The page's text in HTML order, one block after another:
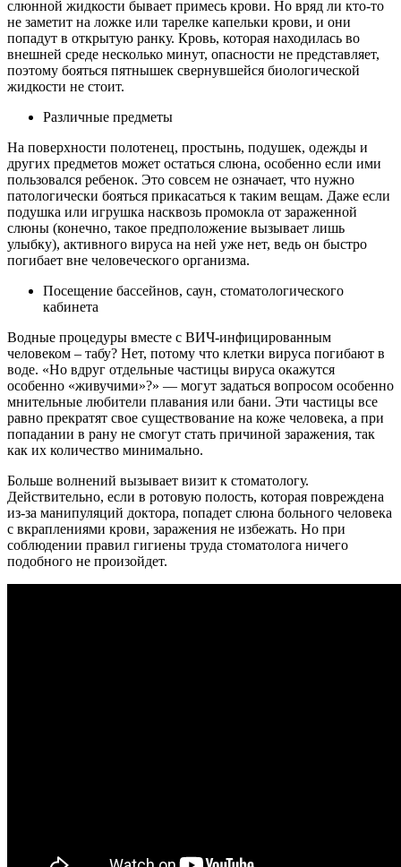
слюнной жидкости бывает примесь крови. Но вряд ли кто-то
не заметит на ложке или тарелке капельки крови, и они
попадут в открытую ранку. Кровь, которая находилась во
внешней среде несколько минут, опасности не представляет,
поэтому бояться пятнышек свернувшейся биологической
жидкости не стоит.
Различные предметы
На поверхности полотенец, простынь, подушек, одежды и
других предметов может остаться слюна, особенно если ими
пользовался ребенок. Это совсем не означает, что нужно
патологически бояться прикасаться к таким вещам. Даже если
подушка или игрушка насквозь промокла от зараженной
слюны (конечно, такое предположение вызывает лишь
улыбку), активного вируса на ней уже нет, ведь он быстро
погибает вне человеческого организма.
Посещение бассейнов, саун, стоматологического
кабинета
Водные процедуры вместе с ВИЧ-инфицированным
человеком – табу? Нет, потому что клетки вируса погибают в
воде. «Но вдруг отдельные частицы вируса окажутся
особенно «живучими»?» — могут задаться вопросом особенно
мнительные любители плавания или бани. Эти частицы все
равно прекратят свое существование на коже человека, а при
попадании в рану не смогут стать причиной заражения, так
как их количество минимально.
Больше волнений вызывает визит к стоматологу.
Действительно, если в ротовую полость, которая повреждена
из-за манипуляций доктора, попадет слюна больного человека
с вкраплениями крови, заражения не избежать. Но при
соблюдении правил гигиены труда стоматолога ничего
подобного не произойдет.